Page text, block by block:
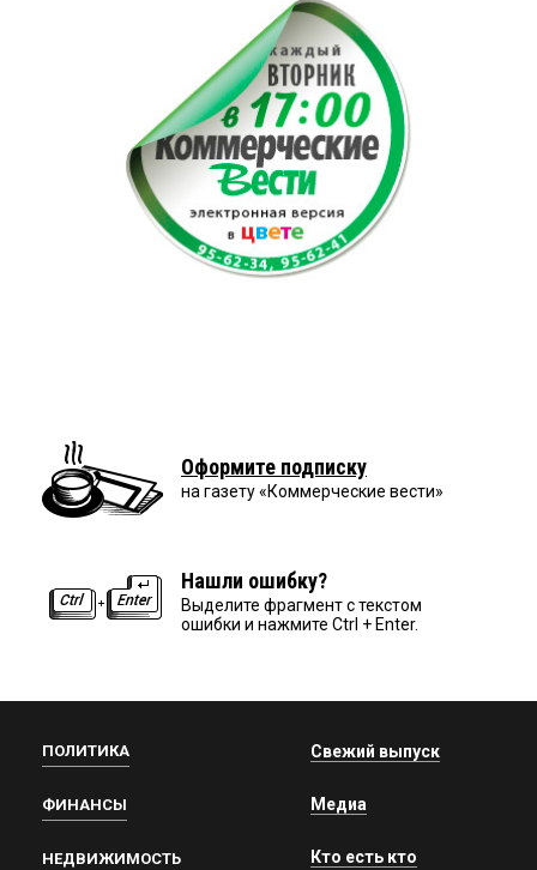
Оформите подписку
на газету «Коммерческие вести»
Нашли ошибку?
Выделите фрагмент с текстом
ошибки и нажмите Ctrl + Enter.
ПОЛИТИКА
ФИНАНСЫ
НЕДВИЖИМОСТЬ
Свежий выпуск
Медиа
Кто есть кто